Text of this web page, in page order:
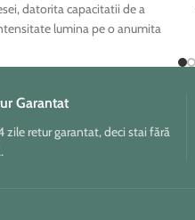
datorita capacitatii de a
lumina pe o anumita
in restul incaperii.
Garantat
zile retur garantat, deci stai fără